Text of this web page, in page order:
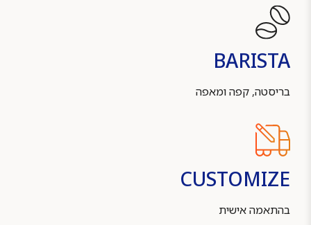
BARISTA
בריסטה, קפה ומאפה
CUSTOMIZE
בהתאמה אישית